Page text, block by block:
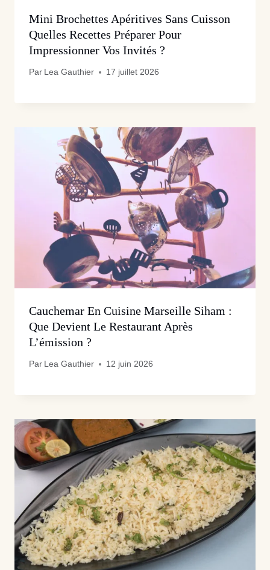
Mini Brochettes Apéritives Sans Cuisson
Quelles Recettes Préparer Pour
Impressionner Vos Invités ?
Par Lea Gauthier 17 juillet 2026
Cauchemar En Cuisine Marseille Siham :
Que Devient Le Restaurant Après
L’émission ?
Par Lea Gauthier 12 juin 2026